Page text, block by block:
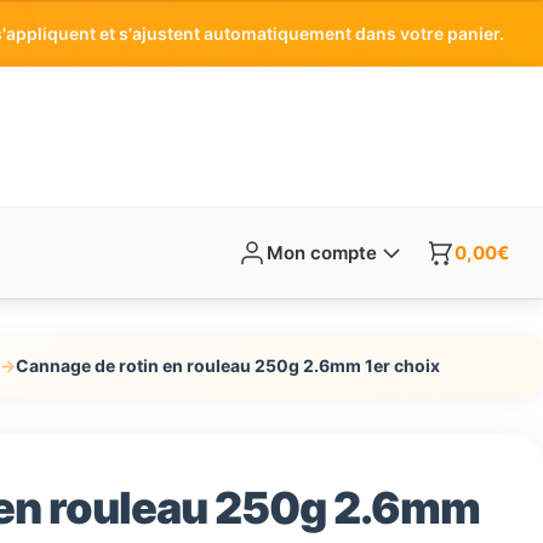
et s'ajustent automatiquement dans votre panier.
Mon compte 0,00€
→Cannage de rotin en rouleau 250g 2.6mm 1er choix
rouleau 250g 2.6mm